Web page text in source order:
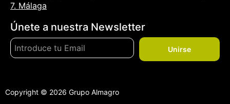
7. Málaga
Únete a nuestra Newsletter
Unirse
Copyright © 2026 Grupo Almagro